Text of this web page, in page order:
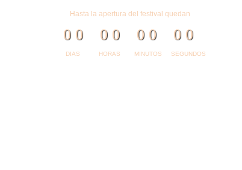
Hasta la apertura del festival quedan
DIAS
0 0
HORAS
0 0
MINUTOS
0 0
SEGUNDOS
0 0